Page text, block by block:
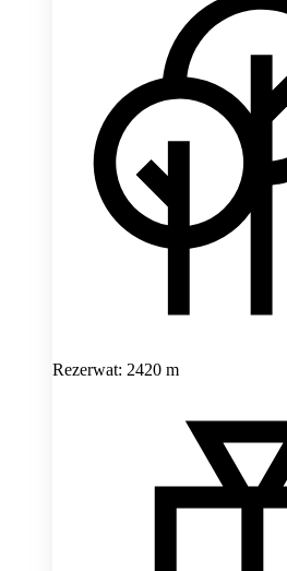
Rezerwat: 2420 m